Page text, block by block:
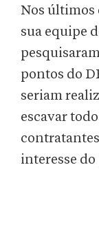
Nos últimos
sua equipe
pontos do
seriam
escavar
interesse